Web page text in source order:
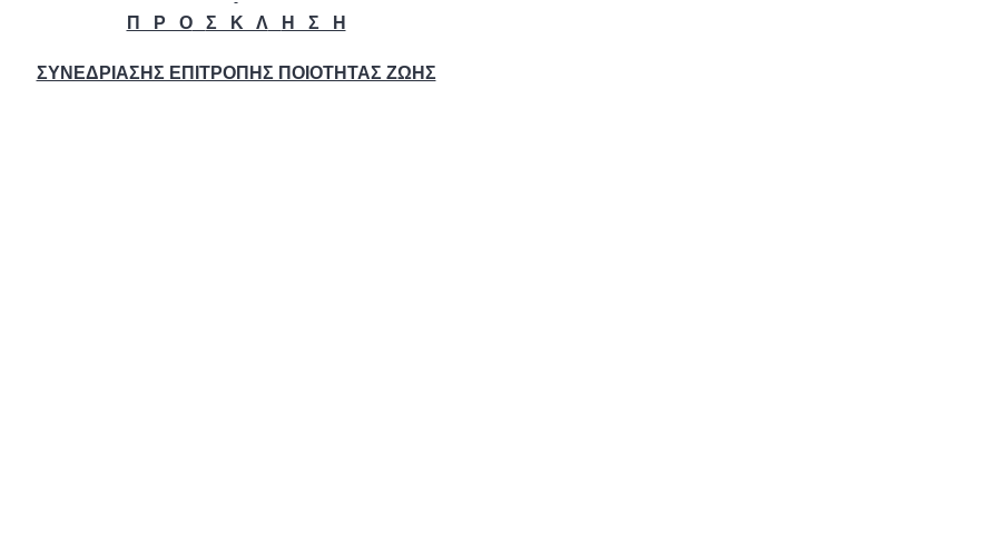
Π Ρ Ο Σ Κ Λ Η Σ Η
ΣΥΝΕΔΡΙΑΣΗΣ ΕΠΙΤΡΟΠΗΣ ΠΟΙΟΤΗΤΑΣ ΖΩΗΣ